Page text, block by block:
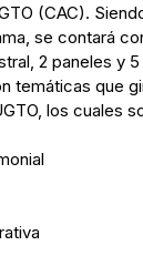
(CAC).
se contará
2 paneles y
temáticas que
los cuales